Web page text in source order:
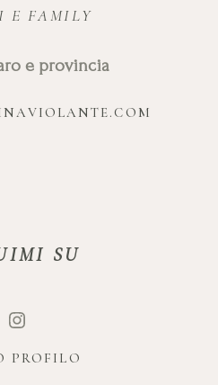
E FAMILY
e provincia
SU
PROFILO